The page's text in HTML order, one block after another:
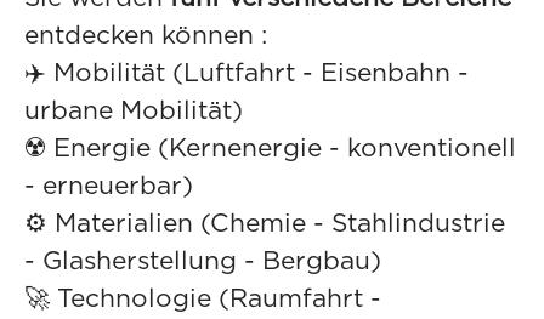
entdecken können :
✈️ Mobilität (Luftfahrt - Eisenbahn -
urbane Mobilität)
☢️ Energie (Kernenergie - konventionell
- erneuerbar)
⚙️ Materialien (Chemie - Stahlindustrie
- Glasherstellung - Bergbau)
🚀 Technologie (Raumfahrt -